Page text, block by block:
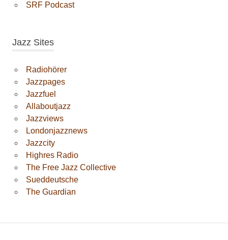
SRF Podcast
Jazz Sites
Radiohörer
Jazzpages
Jazzfuel
Allaboutjazz
Jazzviews
Londonjazznews
Jazzcity
Highres Radio
The Free Jazz Collective
Sueddeutsche
The Guardian